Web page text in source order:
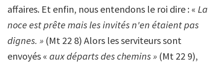
affaires. Et enfin, nous entendons le roi dire : « La
noce est prête mais les invités n'en étaient pas
dignes. » (Mt 22 8) Alors les serviteurs sont
envoyés « aux départs des chemins » (Mt 22 9),